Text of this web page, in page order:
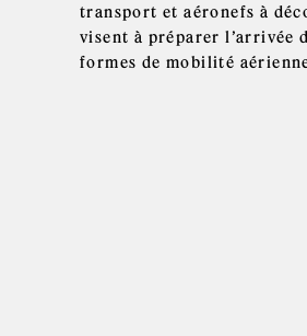
transport et aéronefs à
visent à préparer l’arrivée
formes de mobilité